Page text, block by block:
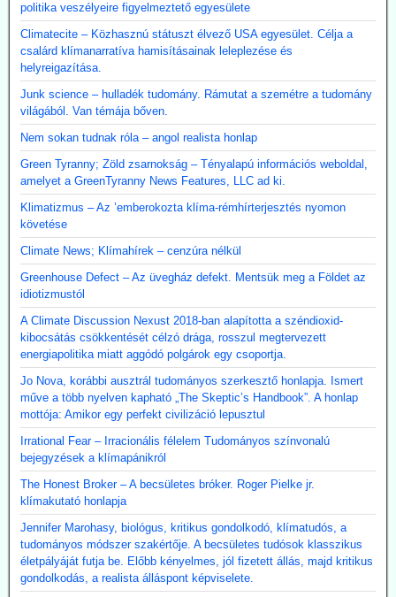
politika veszélyeire figyelmeztető egyesülete
Climatecite – Közhasznú státuszt élvező USA egyesület. Célja a
csalárd klímanarratíva hamisításainak leleplezése és
helyreigazítása.
Junk science – hulladék tudomány. Rámutat a szemétre a tudomány
világából. Van témája bőven.
Nem sokan tudnak róla – angol realista honlap
Green Tyranny; Zöld zsarnokság – Tényalapú információs weboldal,
amelyet a GreenTyranny News Features, LLC ad ki.
Klimatizmus – Az ’emberokozta klíma-rémhírterjesztés nyomon
követése
Climate News; Klímahírek – cenzúra nélkül
Greenhouse Defect – Az üvegház defekt. Mentsük meg a Földet az
idiotizmustól
A Climate Discussion Nexust 2018-ban alapította a széndioxid-
kibocsátás csökkentését célzó drága, rosszul megtervezett
energiapolitika miatt aggódó polgárok egy csoportja.
Jo Nova, korábbi ausztrál tudományos szerkesztő honlapja. Ismert
műve a több nyelven kapható „The Skeptic’s Handbook”. A honlap
mottója: Amikor egy perfekt civilizáció lepusztul
Irrational Fear – Irracionális félelem Tudományos színvonalú
bejegyzések a klímapánikról
The Honest Broker – A becsületes bróker. Roger Pielke jr.
klímakutató honlapja
Jennifer Marohasy, biológus, kritikus gondolkodó, klímatudós, a
tudományos módszer szakértője. A becsületes tudósok klasszikus
életpályáját futja be. Előbb kényelmes, jól fizetett állás, majd kritikus
gondolkodás, a realista álláspont képviselete.